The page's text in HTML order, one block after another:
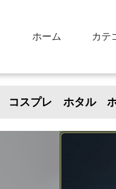
ホーム カテ
コスプレ ホタル